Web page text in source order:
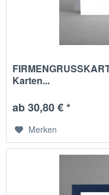
Karten...
ab 30,80 € *
Merken